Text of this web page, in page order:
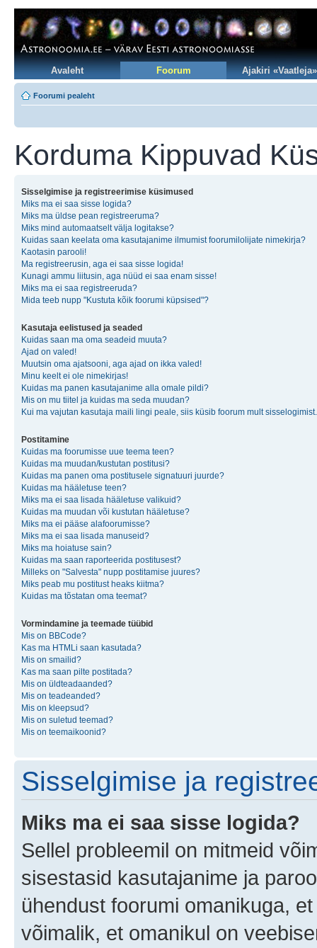
Avaleht Foorum Ajakiri «Vaatleja»
Foorumi pealeht
Korduma Kippuvad
Sisselgimise ja registreerimise küsimused
Miks ma ei saa sisse logida?
Miks ma üldse pean registreeruma?
Miks mind automaatselt välja logitakse?
Kuidas saan keelata oma kasutajanime ilmumist foorumilolijate nimekirja?
Kaotasin parooli!
Ma registreerusin, aga ei saa sisse logida!
Kunagi ammu liitusin, aga nüüd ei saa enam sisse!
Miks ma ei saa registreeruda?
Mida teeb nupp "Kustuta kõik foorumi küpsised"?
Kasutaja eelistused ja seaded
Kuidas saan ma oma seadeid muuta?
Ajad on valed!
Muutsin oma ajatsooni, aga ajad on ikka valed!
Minu keelt ei ole nimekirjas!
Kuidas ma panen kasutajanime alla omale pildi?
Mis on mu tiitel ja kuidas ma seda muudan?
Kui ma vajutan kasutaja maili lingi peale, siis küsib foorum mult sisselogimist.
Postitamine
Kuidas ma foorumisse uue teema teen?
Kuidas ma muudan/kustutan postitusi?
Kuidas ma panen oma postitusele signatuuri juurde?
Kuidas ma hääletuse teen?
Miks ma ei saa lisada hääletuse valikuid?
Kuidas ma muudan või kustutan hääletuse?
Miks ma ei pääse alafoorumisse?
Miks ma ei saa lisada manuseid?
Miks ma hoiatuse sain?
Kuidas ma saan raporteerida postitusest?
Milleks on "Salvesta" nupp postitamise juures?
Miks peab mu postitust heaks kiitma?
Kuidas ma tõstatan oma teemat?
Vormindamine ja teemade tüübid
Mis on BBCode?
Kas ma HTMLi saan kasutada?
Mis on smailid?
Kas ma saan pilte postitada?
Mis on üldteadaanded?
Mis on teadeanded?
Mis on kleepsud?
Mis on suletud teemad?
Mis on teemaikoonid?
Sisselgimise ja
Miks ma ei saa sisse logida?
Sellel probleemil on mitmeid
sisestasid kasutajanime ja
ühendust foorumi omanikuga,
võimalik, et omanikul on